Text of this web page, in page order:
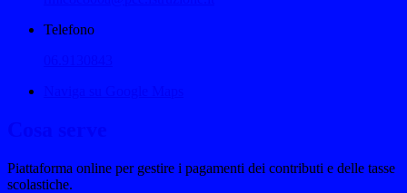
Telefono
Piattaforma online per gestire i pagamenti dei contributi e delle tasse
scolastiche.